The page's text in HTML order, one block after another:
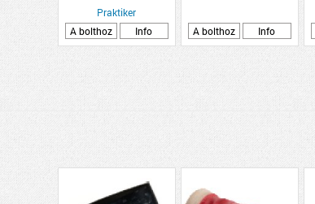
Praktiker
A bolthoz
Info A bolthoz Info